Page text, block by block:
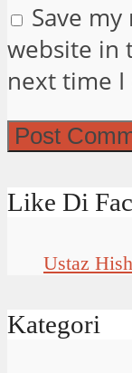
Save
website in
next time
Like Di
Ustaz
Kategori